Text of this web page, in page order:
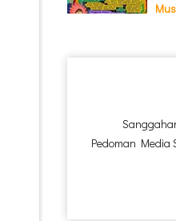
Pedoman Media